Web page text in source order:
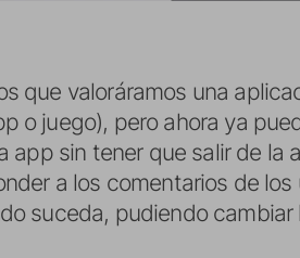
que valoráramos una
o juego), pero ahora ya
app sin tener que salir de la
a los comentarios de los
suceda, pudiendo cambiar